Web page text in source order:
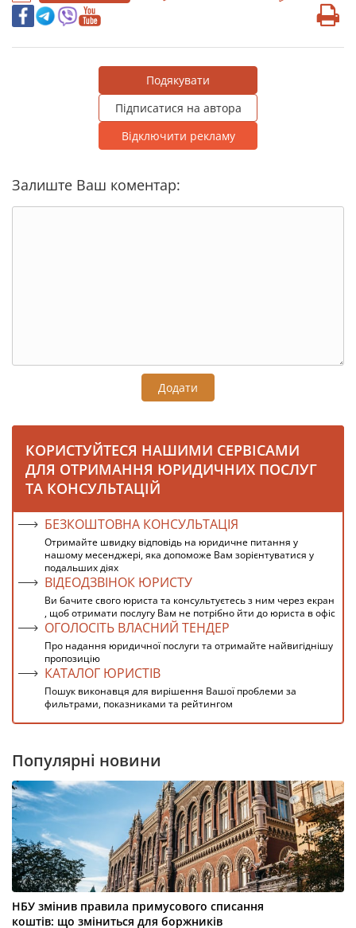
Подякувати
Підписатися на автора
Відключити рекламу
Залиште Ваш коментар:
Додати
КОРИСТУЙТЕСЯ НАШИМИ СЕРВІСАМИ
ДЛЯ ОТРИМАННЯ ЮРИДИЧНИХ ПОСЛУГ
ТА КОНСУЛЬТАЦІЙ
БЕЗКОШТОВНА КОНСУЛЬТАЦІЯ
Отримайте швидку відповідь на юридичне питання у
нашому месенджері, яка допоможе Вам зорієнтуватися у
подальших діях
ВІДЕОДЗВІНОК ЮРИСТУ
Ви бачите свого юриста та консультуєтесь з ним через екран
, щоб отримати послугу Вам не потрібно йти до юриста в офіс
ОГОЛОСІТЬ ВЛАСНИЙ ТЕНДЕР
Про надання юридичної послуги та отримайте найвигіднішу
пропозицію
КАТАЛОГ ЮРИСТІВ
Пошук виконавця для вирішення Вашої проблеми за
фильтрами, показниками та рейтингом
Популярні новини
НБУ змінив правила примусового списання
коштів: що зміниться для боржників